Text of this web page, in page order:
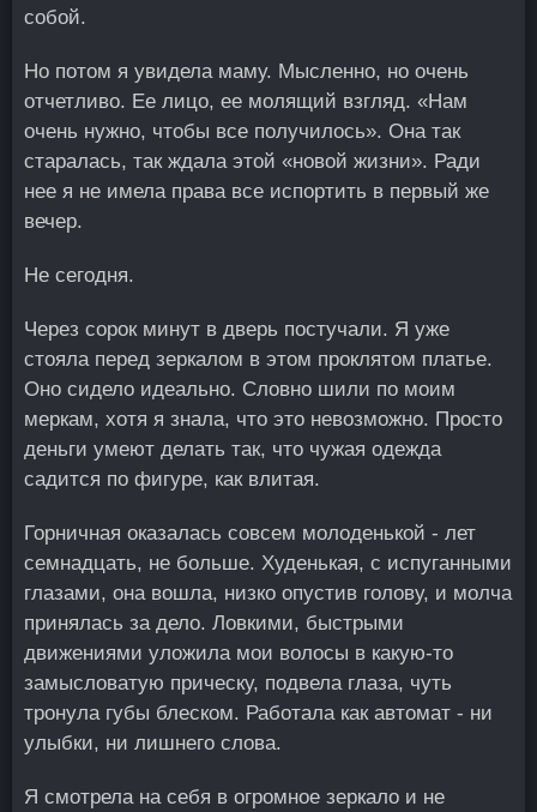
собой.
Но потом я увидела маму. Мысленно, но очень
отчетливо. Ее лицо, ее молящий взгляд. «Нам
очень нужно, чтобы все получилось». Она так
старалась, так ждала этой «новой жизни». Ради
нее я не имела права все испортить в первый же
вечер.
Не сегодня.
Через сорок минут в дверь постучали. Я уже
стояла перед зеркалом в этом проклятом платье.
Оно сидело идеально. Словно шили по моим
меркам, хотя я знала, что это невозможно. Просто
деньги умеют делать так, что чужая одежда
садится по фигуре, как влитая.
Горничная оказалась совсем молоденькой - лет
семнадцать, не больше. Худенькая, с испуганными
глазами, она вошла, низко опустив голову, и молча
принялась за дело. Ловкими, быстрыми
движениями уложила мои волосы в какую-то
замысловатую прическу, подвела глаза, чуть
тронула губы блеском. Работала как автомат - ни
улыбки, ни лишнего слова.
Я смотрела на себя в огромное зеркало и не